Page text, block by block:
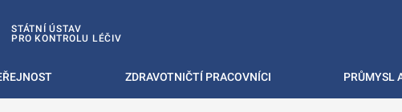
STÁTNÍ ÚSTAV
PRO KONTROLU LÉČIV
ZDRAVOTNIČTÍ PRACOVNÍCI PRŮMYSL